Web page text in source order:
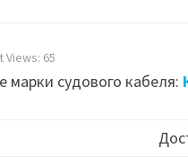
Views: 65
марки судового кабеля: